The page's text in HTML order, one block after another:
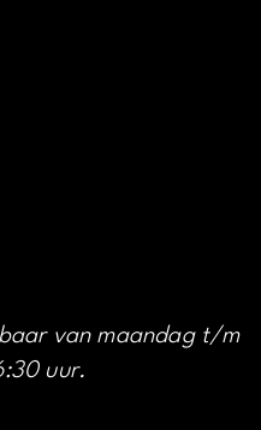
van maandag t/m
uur.